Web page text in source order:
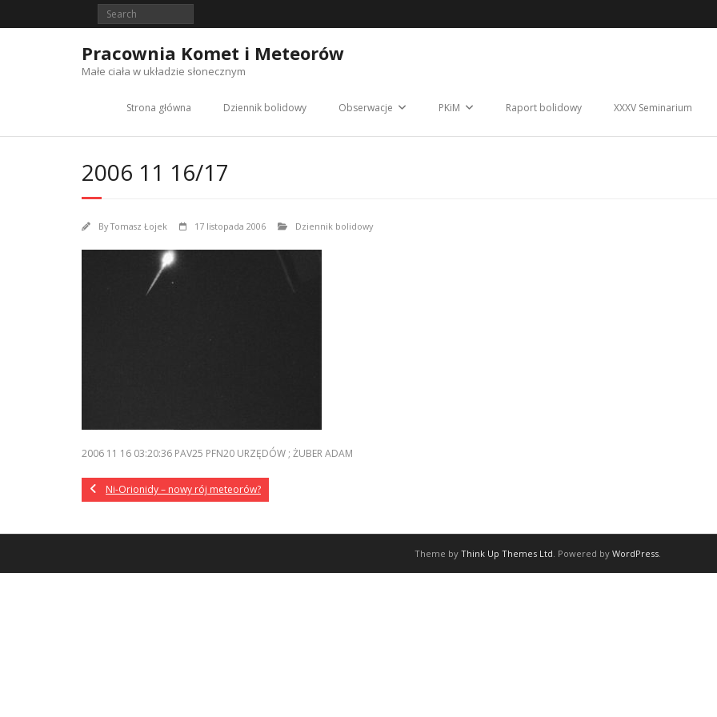
Pracownia Komet i Meteorów
Małe ciała w układzie słonecznym
Strona główna Dziennik bolidowy Obserwacje PKiM Raport bolidowy XXXV Seminarium
2006 11 16/17
ByTomasz Łojek 17 listopada 2006 Dziennik bolidowy
2006 11 16 03:20:36 PAV25 PFN20 URZĘDÓW ; ŻUBER ADAM
Ni-Orionidy – nowy rój meteorów?
Theme by Think Up Themes Ltd. Powered by WordPress.